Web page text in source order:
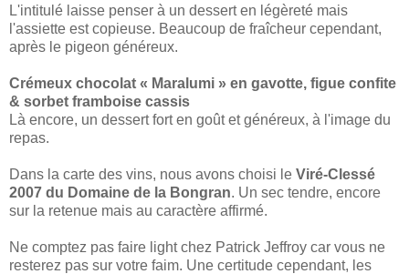
L'intitulé laisse penser à un dessert en légèreté mais
l'assiette est copieuse. Beaucoup de fraîcheur cependant,
après le pigeon généreux.
Crémeux chocolat « Maralumi » en gavotte, figue confite
& sorbet framboise cassis
Là encore, un dessert fort en goût et généreux, à l'image du
repas.
Dans la carte des vins, nous avons choisi le Viré-Clessé
2007 du Domaine de la Bongran. Un sec tendre, encore
sur la retenue mais au caractère affirmé.
Ne comptez pas faire light chez Patrick Jeffroy car vous ne
resterez pas sur votre faim. Une certitude cependant, les